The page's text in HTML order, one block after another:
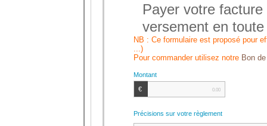
Payer votre
versement en
NB : Ce formulaire est proposé pour
...)
Pour commander utilisez notre Bon
Montant
€
Précisions sur votre règlement